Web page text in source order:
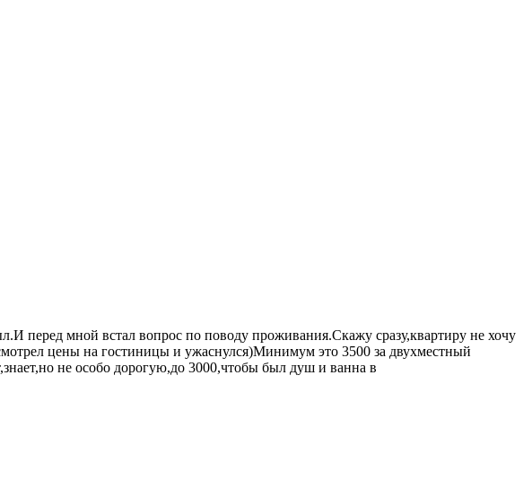
перед мной встал вопрос по поводу проживания.Скажу сразу,квартиру не хочу
цены на гостиницы и ужаснулся)Минимум это 3500 за двухместный
не особо дорогую,до 3000,чтобы был душ и ванна в